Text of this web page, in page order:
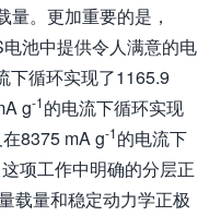
量。更加重要的是，
池中提供令人满意的电
下循环实现了1165.9
g-1的电流下循环实现
8375 mA g-1的电流下
项工作中明确的分层正
载量和稳定动力学正极